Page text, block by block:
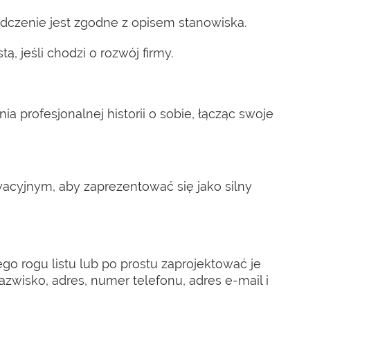
jest zgodne z opisem stanowiska.
jeśli chodzi o rozwój firmy.
profesjonalnej historii o sobie, łącząc swoje
aby zaprezentować się jako silny
rogu listu lub po prostu zaprojektować je
adres, numer telefonu, adres e-mail i